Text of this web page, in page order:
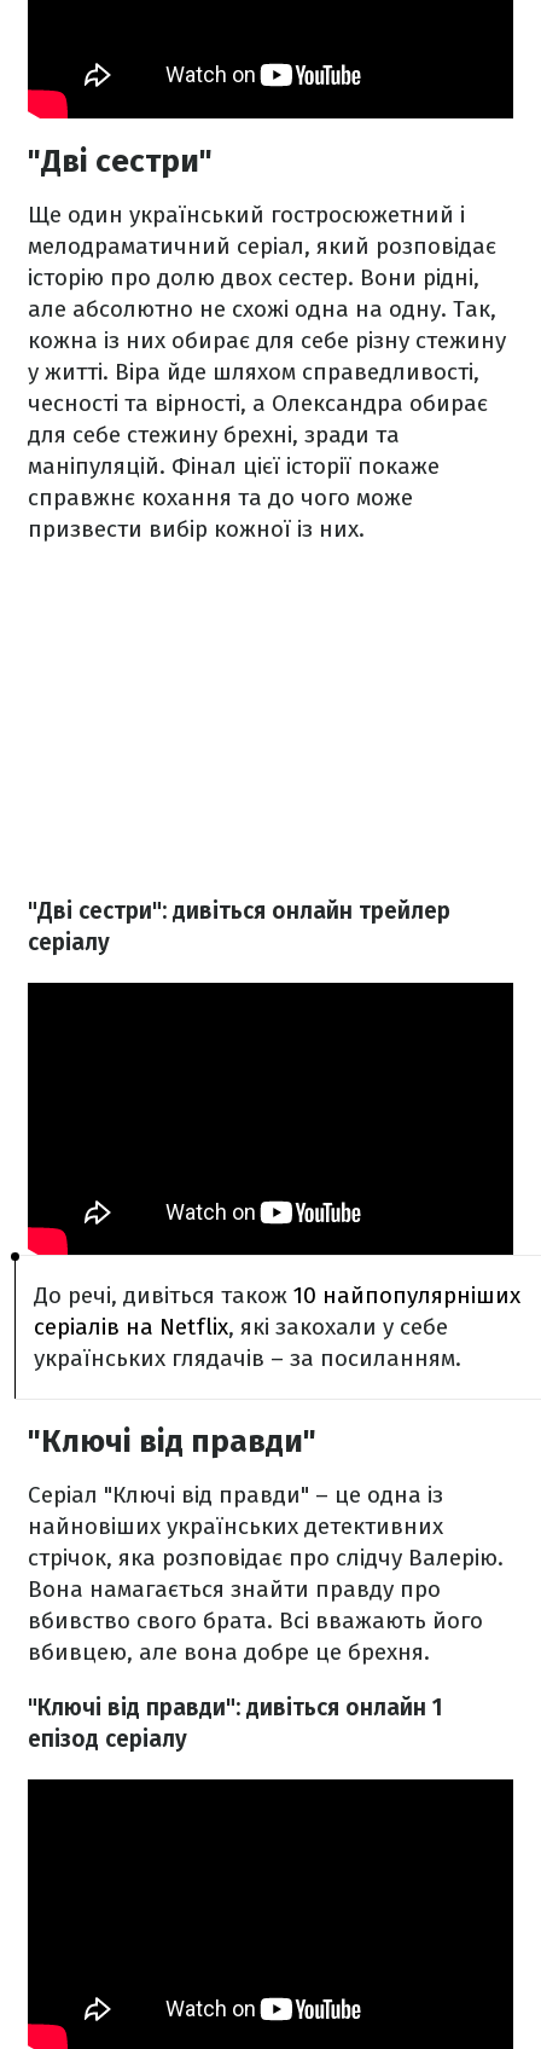
"Дві сестри"
Ще один український гостросюжетний і
мелодраматичний серіал, який розповідає
історію про долю двох сестер. Вони рідні,
але абсолютно не схожі одна на одну. Так,
кожна із них обирає для себе різну стежину
у житті. Віра йде шляхом справедливості,
чесності та вірності, а Олександра обирає
для себе стежину брехні, зради та
маніпуляцій. Фінал цієї історії покаже
справжнє кохання та до чого може
призвести вибір кожної із них.
"Дві сестри": дивіться онлайн трейлер
серіалу
До речі, дивіться також 10 найпопулярніших
серіалів на Netflix, які закохали у себе
українських глядачів – за посиланням.
"Ключі від правди"
Серіал "Ключі від правди" – це одна із
найновіших українських детективних
стрічок, яка розповідає про слідчу Валерію.
Вона намагається знайти правду про
вбивство свого брата. Всі вважають його
вбивцею, але вона добре це брехня.
"Ключі від правди": дивіться онлайн 1
епізод серіалу